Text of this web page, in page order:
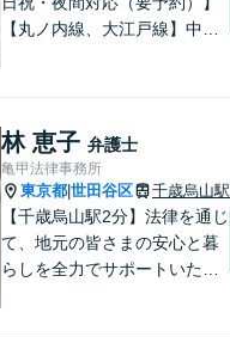
【丸ノ内線、大江戸線】中野
密着型の弁護士です。 おかげ
さまで、都内のみならず全国
からご相談をいただいており
ます。
林 恵子 弁護士
亀甲法律事務所
東京都 世田谷区 千歳烏山駅
【千歳烏山駅2分】法律を通じ
て、地元の皆さまの安心と暮
らしを全力でサポートいたし